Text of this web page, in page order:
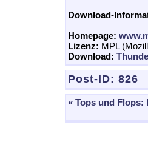
Download-
Homepage:
Lizenz: MPL
Download:
Post-ID: 826
« Tops und Flops: